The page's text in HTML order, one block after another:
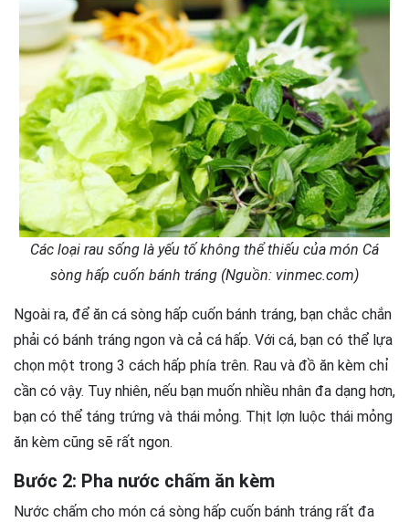
Các loại rau sống là yếu tố không thể thiếu của món Cá
sòng hấp cuốn bánh tráng (Nguồn: vinmec.com)
Ngoài ra, để ăn cá sòng hấp cuốn bánh tráng, bạn chắc chắn
phải có bánh tráng ngon và cả cá hấp. Với cá, bạn có thể lựa
chọn một trong 3 cách hấp phía trên. Rau và đồ ăn kèm chỉ
cần có vậy. Tuy nhiên, nếu bạn muốn nhiều nhân đa dạng hơn,
bạn có thể táng trứng và thái mỏng. Thịt lợn luộc thái mỏng
ăn kèm cũng sẽ rất ngon.
Bước 2: Pha nước chấm ăn kèm
Nước chấm cho món cá sòng hấp cuốn bánh tráng rất đa